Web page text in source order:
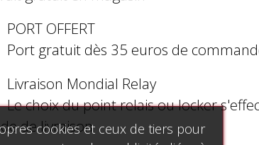
PORT OFFERT
Port gratuit dès 35 euros de
Livraison Mondial Relay
Le choix du point relais ou locker
de livraison
cookies et ceux de tiers pour